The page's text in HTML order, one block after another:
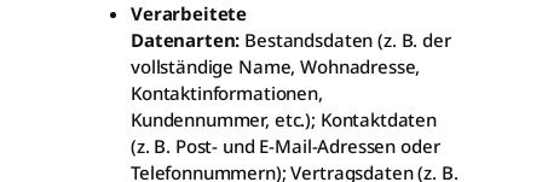
Verarbeitete
Datenarten: Bestandsdaten (z. B. der
vollständige Name, Wohnadresse,
Kontaktinformationen,
Kundennummer, etc.); Kontaktdaten
(z. B. Post- und E-Mail-Adressen oder
Telefonnummern); Vertragsdaten (z. B.